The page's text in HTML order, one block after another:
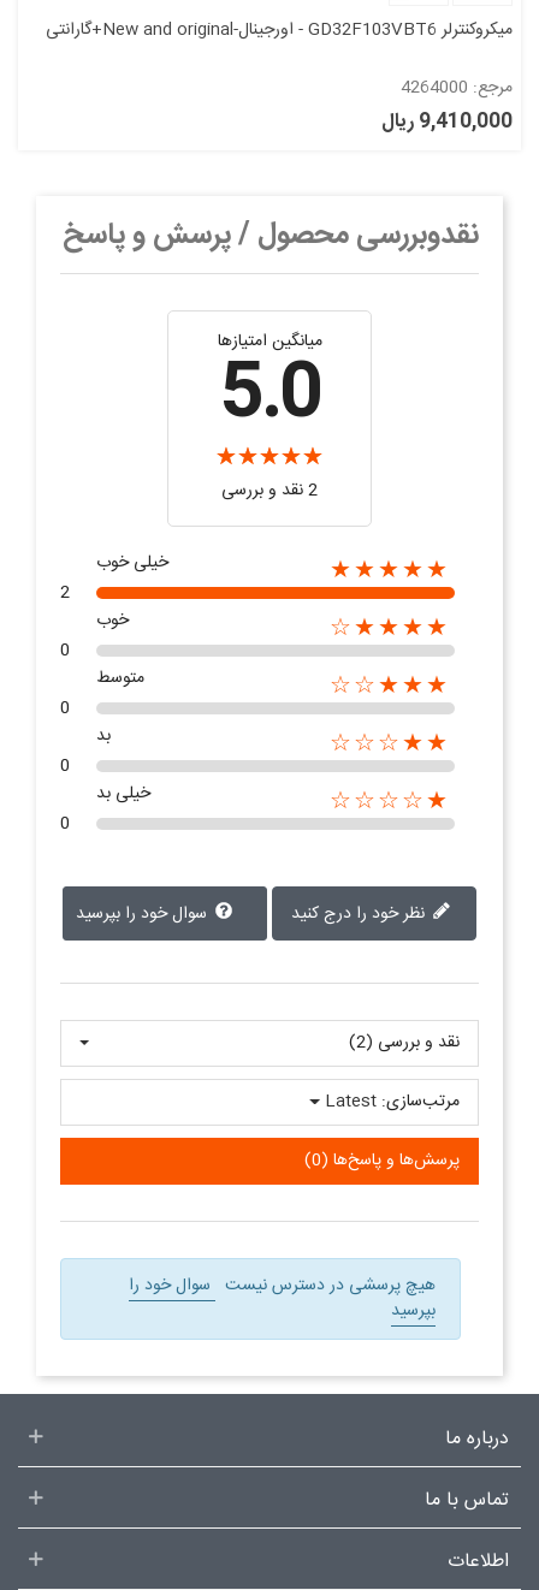
میکروکنترلر GD32F103VBT6 - اورجینال-New and original+گارانتی
مرجع: 4264000
9,410,000 ریال
نقدوبررسی محصول / پرسش و پاسخ
میانگین امتیازها
5.0
2 نقد و بررسی‌‌
★★★★★
خیلی خوب
2
★★★★☆
خوب
0
★★★☆☆
متوسط
0
★★☆☆☆
بد
0
★☆☆☆☆
خیلی بد
0
سوال خود را بپرسید
نقد و بررسی‌‌ (2)
پرسش‌ها و پاسخ‌ها (0)
مرتب‌سازی: Latest
هیچ پرسشی در دسترس نیست سوال خود را
بپرسید
درباره ما
تماس با ما
اطلاعات